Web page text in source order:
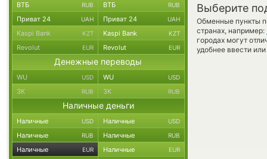
Выберите
Обменные пункты
странах, например:
городах могут
удобнее ввести
ВТБ RUB ВТБ RUB
Приват 24 UAH Приват 24 UAH
Kaspi Bank KZT Kaspi Bank KZT
Revolut EUR Revolut EUR
Денежные переводы
WU USD WU USD
ЗК RUB ЗК RUB
Наличные деньги
Наличные USD Наличные USD
Наличные RUB Наличные RUB
Наличные EUR Наличные EUR